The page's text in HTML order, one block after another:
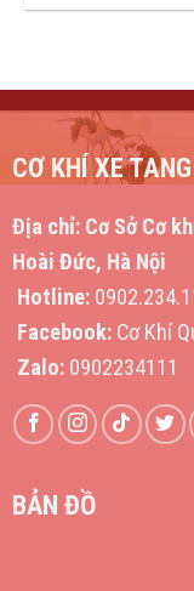
CƠ KHÍ XE
Địa chỉ:Cơ Sở Cơ
Hoài Đức, Hà Nội
Hotline:
Facebook:Cơ Khí
Zalo:0902234111
BẢN ĐỒ